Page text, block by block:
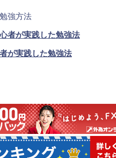
強方法
者が実践した勉強法
が実践した勉強法